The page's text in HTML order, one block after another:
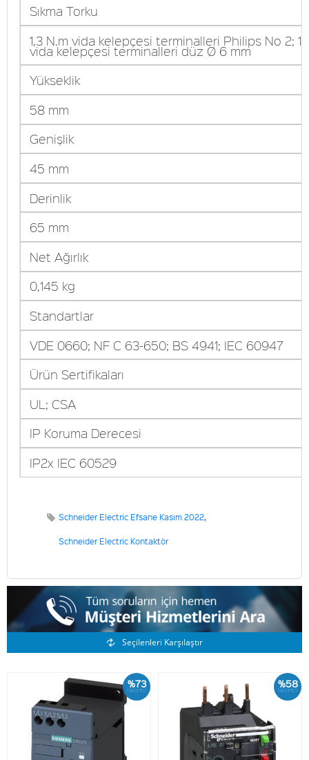
Sıkma Torku
1,3 N.m vida kelepçesi terminalleri Philips No 2;
vida kelepçesi terminalleri düz Ø 6 mm
Yükseklik
58 mm
Genişlik
45 mm
Derinlik
65 mm
Net Ağırlık
0,145 kg
Standartlar
VDE 0660; NF C 63-650; BS 4941; IEC 60947
Ürün Sertifikaları
UL; CSA
IP Koruma Derecesi
IP2x IEC 60529
Schneider Electric Efsane Kasım 2022,
Schneider Electric Kontaktör
Benzer Ürünler
Seçilenleri Karşılaştır
%73
İskonto %58
İskonto